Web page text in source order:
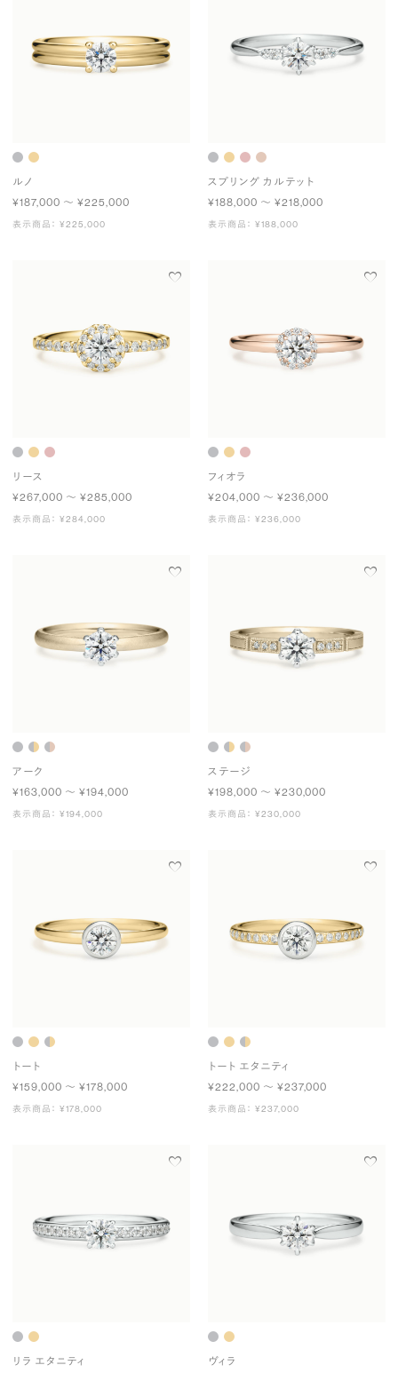
ルノ
¥187,000 〜 ¥225,000
表示商品： ¥225,000
スプリング カルテット
¥188,000 〜 ¥218,000
表示商品： ¥188,000
リース
¥267,000 〜 ¥285,000
表示商品： ¥284,000
フィオラ
¥204,000 〜 ¥236,000
表示商品： ¥236,000
アーク
¥163,000 〜 ¥194,000
表示商品： ¥194,000
ステージ
¥198,000 〜 ¥230,000
表示商品： ¥230,000
トート
¥159,000 〜 ¥178,000
表示商品： ¥178,000
トート エタニティ
¥222,000 〜 ¥237,000
表示商品： ¥237,000
リラ エタニティ ヴィラ